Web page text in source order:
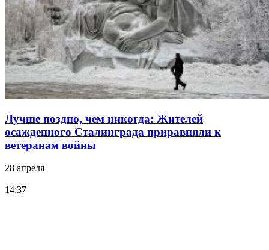
Лучше поздно, чем никогда: Жителей
осажденного Сталинграда приравняли к
ветеранам войны
28 апреля
14:37